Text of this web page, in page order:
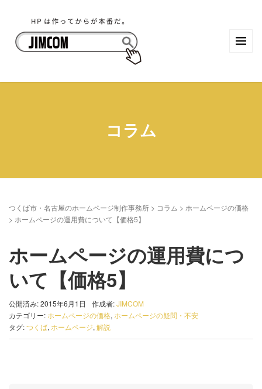
コラム
つくば市・名古屋のホームページ制作事務所 > コラム > ホームページの価格
> ホームページの運用費について【価格5】
ホームページの運用費につ
いて【価格5】
公開済み: 2015年6月1日 作成者:JIMCOM
カテゴリー: ホームページの価格, ホームページの疑問・不安
タグ:つくば, ホームページ, 解説